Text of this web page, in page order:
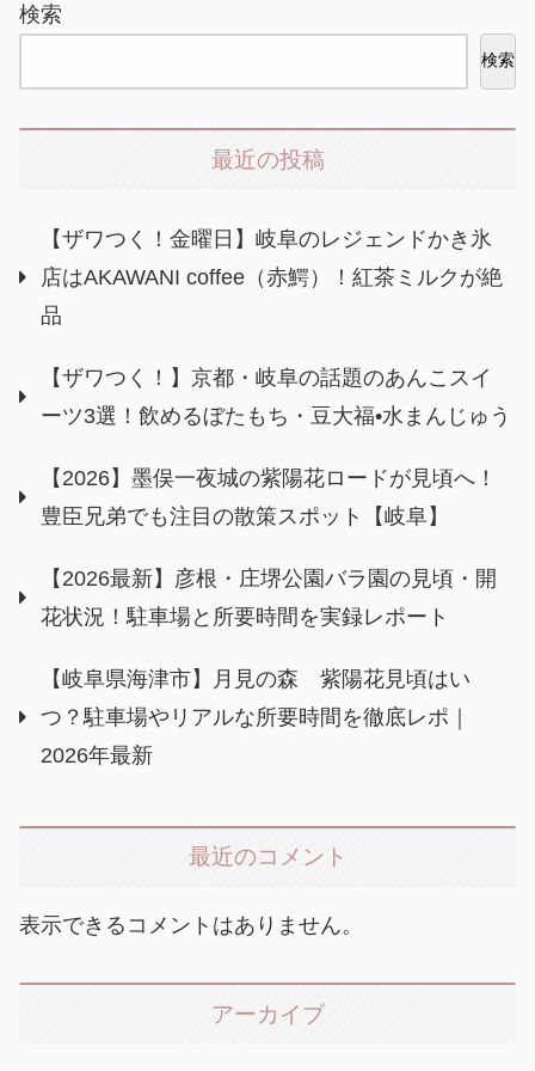
検索
検索
最近の投稿
【ザワつく！金曜日】岐阜のレジェンドかき氷
店はAKAWANI coffee（赤鰐）！紅茶ミルクが絶
品
【ザワつく！】京都・岐阜の話題のあんこスイ
ーツ3選！飲めるぼたもち・豆大福•水まんじゅう
【2026】墨俣一夜城の紫陽花ロードが見頃へ！
豊臣兄弟でも注目の散策スポット【岐阜】
【2026最新】彦根・庄堺公園バラ園の見頃・開
花状況！駐車場と所要時間を実録レポート
【岐阜県海津市】月見の森 紫陽花見頃はい
つ？駐車場やリアルな所要時間を徹底レポ｜
2026年最新
最近のコメント
表示できるコメントはありません。
アーカイブ